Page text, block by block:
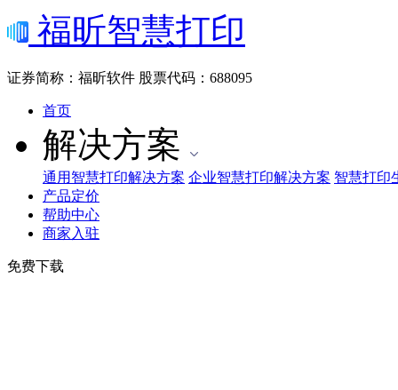
福昕智慧打印
证券简称：福昕软件 股票代码：688095
首页
解决方案
通用智慧打印解决方案 企业智慧打印解决方案 智慧打印
产品定价
帮助中心
商家入驻
免费下载